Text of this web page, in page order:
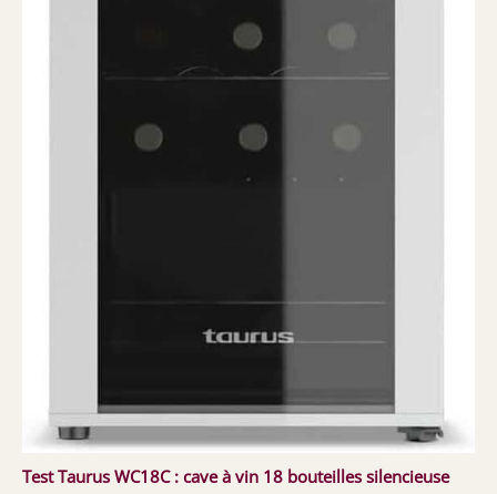
Test Taurus WC18C : cave à vin 18 bouteilles silencieuse